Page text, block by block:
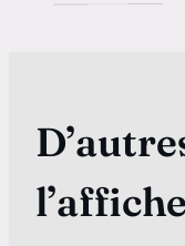
l’affiche